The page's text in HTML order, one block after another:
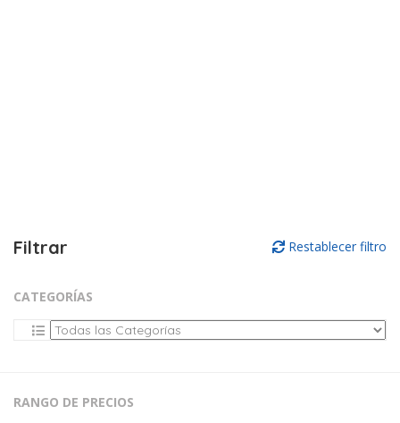
Filtrar Restablecer filtro
CATEGORÍAS
RANGO DE PRECIOS